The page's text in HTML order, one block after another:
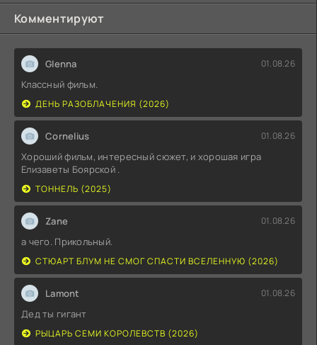
Комментируют
Glenna 01.08.26
Классный фильм.
ДЕНЬ РАЗОБЛАЧЕНИЯ (2026)
Cornelius 01.08.26
Хороший фильм, интересный сюжет, и хорошая игра
Елизаветы Боярской .
ТОННЕЛЬ (2025)
Zane 01.08.26
а чего. Прикольный.
СТЮАРТ БЛУМ НЕ СМОГ СПАСТИ ВСЕЛЕННУЮ (2026)
Lamont 01.08.26
Дед ты гигант
РЫЦАРЬ СЕМИ КОРОЛЕВСТВ (2026)